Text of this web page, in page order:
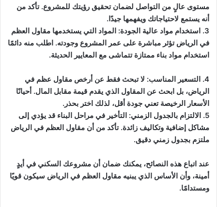
مستوى عالٍ من التواصل لضمان تحقيق رؤيتك للمشروع. تأكد من
أنه يستمع لاحتياجاتك ويفهمها جيدًا.
3. استخدام مواد عالية الجودة: المواد التي يستخدمها مقاول العظم
في الرياض تؤثر مباشرة على عمر المشروع وجودته. اطلب منه دائمًا
استخدام مواد بناء ممتازة تتماشى مع المعايير الحديثة.
4. التسعير المناسب: لا تبحث فقط عن أرخص مقاول عظم في
الرياض، بل ابحث عن المقاول الذي يقدم قيمة مقابل المال. أحيانًا
الأسعار الرخيصة تعني جودة أقل، لذلك اختر بحذر.
5. الالتزام بالجدول الزمني: التأخير في مراحل البناء قد يؤدي إلى
مشاكل إضافية وتكاليف زائدة. تأكد من أن مقاول العظم في الرياض
ملتزم بجدول زمني دقيق.
عند اتباع هذه النصائح، يمكنك ضمان أن مشروعك السكني في أيدٍ
أمينة، وأن الأساس الذي يبنيه مقاول العظم في الرياض سيكون قويًا
ومستدامًا.